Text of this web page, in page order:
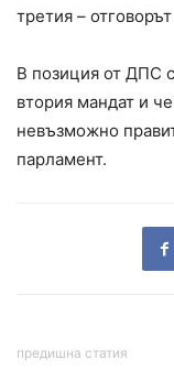
третия –
В позиция от ДПС
втория мандат и
невъзможно
парламент.
предишна статия